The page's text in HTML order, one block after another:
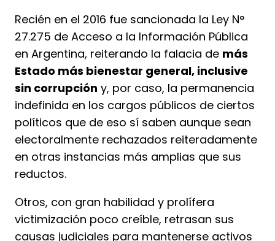
Recién en el 2016 fue sancionada la Ley N°
27.275 de Acceso a la Información Pública
en Argentina, reiterando la falacia de más
Estado más bienestar general, inclusive
sin corrupción y, por caso, la permanencia
indefinida en los cargos públicos de ciertos
políticos que de eso sí saben aunque sean
electoralmente rechazados reiteradamente
en otras instancias más amplias que sus
reductos.
Otros, con gran habilidad y prolífera
victimización poco creíble, retrasan sus
causas judiciales para mantenerse activos